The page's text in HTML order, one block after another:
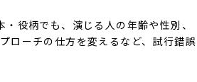
役柄でも、演じる人の年齢や性別、
ローチの仕方を変えるなど、試行錯誤